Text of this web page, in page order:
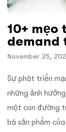
10+
demand
November 25,
Sự phát triển
những ảnh
một con đường
bá sản phẩm